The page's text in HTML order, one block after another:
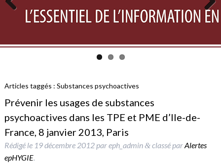
Previous Next
Articles taggés : Substances psychoactives
Prévenir les usages de substances
psychoactives dans les TPE et PME d’Ile-de-
France, 8 janvier 2013, Paris
Rédigé le 19 décembre 2012pareph_admin &classé parAlertes
epHYGIE.